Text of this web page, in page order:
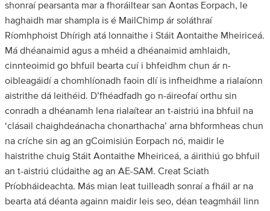
shonraí pearsanta mar a fhoráiltear san Aontas Eorpach, le
haghaidh mar shampla is é MailChimp ár soláthraí
Ríomhphoist Dhírigh atá lonnaithe i Stáit Aontaithe Mheiriceá.
Má dhéanaimid agus a mhéid a dhéanaimid amhlaidh,
cinnteoimid go bhfuil bearta cuí i bhfeidhm chun ár n-
oibleagáidí a chomhlíonadh faoin dlí is infheidhme a rialaíonn
aistrithe dá leithéid. D’fhéadfadh go n-áireofaí orthu sin
conradh a dhéanamh lena rialaítear an t-aistriú ina bhfuil na
‘clásail chaighdeánacha chonarthacha’ arna bhformheas chun
na críche sin ag an gCoimisiún Eorpach nó, maidir le
haistrithe chuig Stáit Aontaithe Mheiriceá, a áirithiú go bhfuil
an t-aistriú clúdaithe ag an AE-SAM. Creat Sciath
Príobháideachta. Más mian leat tuilleadh sonraí a fháil ar na
bearta atá déanta againn maidir leis seo, déan teagmháil linn